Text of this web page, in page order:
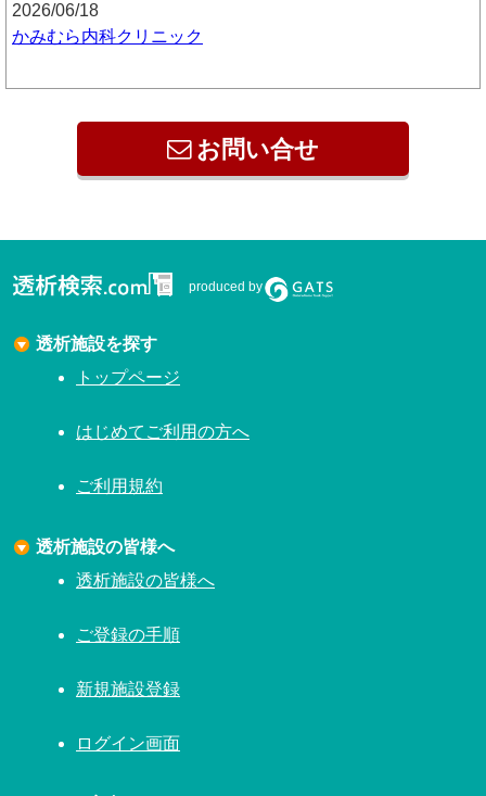
2026/06/18
かみむら内科クリニック
お問い合せ
produced by
透析施設を探す
トップページ
はじめてご利用の方へ
ご利用規約
透析施設の皆様へ
透析施設の皆様へ
ご登録の手順
新規施設登録
ログイン画面